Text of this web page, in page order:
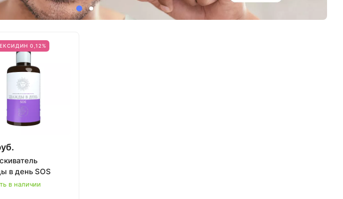
0,12%
в день SOS
в наличии